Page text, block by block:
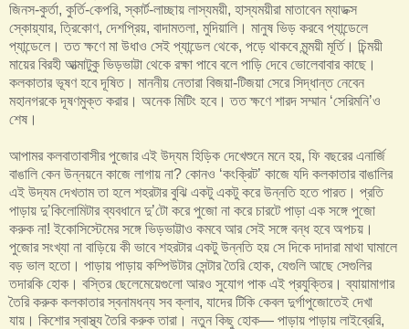
জিনস-কুর্তা, কুর্তি-কেপরি, স্কার্ট-লাচ্ছায় লাস্যময়ী, হাস্যময়ীরা মাতাবেন ম্যাডক্স
স্কোয়্যার, ত্রিকোণ, দেশপ্রিয়, বাদামতলা, মুদিয়ালি। মানুষ ভিড় করবে প্যান্ডেলে
প্যান্ডেলে। তত ক্ষণে মা উধাও সেই প্যান্ডেল থেকে, পড়ে থাকবে মৃন্ময়ী মূর্তি। চিন্ময়ী
মায়ের বিরহী আত্মাটুকু ভিড়ভাট্টা থেকে রক্ষা পাবে বলে পাড়ি দেবে ভোলেবাবার কাছে।
কলকাতার ভূষণ হবে দূষিত। মাননীয় নেতারা বিজয়া-টিজয়া সেরে সিদ্ধান্ত নেবেন
মহানগরকে দূষণমুক্ত করার। অনেক মিটিং হবে। তত ক্ষণে শারদ সম্মান ‘সেরিমনি’ও
শেষ।
আপামর কলবাতাবাসীর পুজোর এই উদ্যম হিড়িক দেখেশুনে মনে হয়, ফি বছরের এনার্জি
বাঙালি কেন উন্নয়নে কাজে লাগায় না? কোনও ‘কংক্রিট’ কাজে যদি কলকাতার বাঙালির
এই উদ্যম দেখতাম তা হলে শহরটার বুঝি একটু একটু করে উন্নতি হতে পারত। প্রতি
পাড়ায় দু’কিলোমিটার ব্যবধানে দু’টো করে পুজো না করে চারটে পাড়া এক সঙ্গে পুজো
করুক না! ইকোসিস্টেমের সঙ্গে ভিড়ভাট্টাও কমবে আর সেই সঙ্গে বন্ধ হবে অপচয়।
পুজোর সংখ্যা না বাড়িয়ে কী ভাবে শহরটার একটু উন্নতি হয় সে দিকে দাদারা মাথা ঘামালে
বড় ভাল হতো। পাড়ায় পাড়ায় কম্পিউটার সেন্টার তৈরি হোক, যেগুলি আছে সেগুলির
তদারকি হোক। বস্তির ছেলেমেয়েগুলো আরও সুযোগ পাক এই প্রযুক্তির। ব্যায়ামাগার
তৈরি করুক কলকাতার স্বনামধন্য সব ক্লাব, যাদের টিকি কেবল দুর্গাপুজোতেই দেখা
যায়। কিশোর স্বাস্থ্য তৈরি করুক তারা। নতুন কিছু হোক— পাড়ায় পাড়ায় লাইব্রেরি,